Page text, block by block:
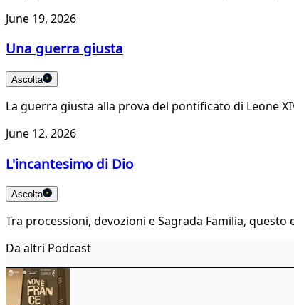
June 19, 2026
Una guerra giusta
Ascolta
La guerra giusta alla prova del pontificato di Leone
June 12, 2026
L'incantesimo di Dio
Ascolta
Tra processioni, devozioni e Sagrada Familia,
Da altri Podcast